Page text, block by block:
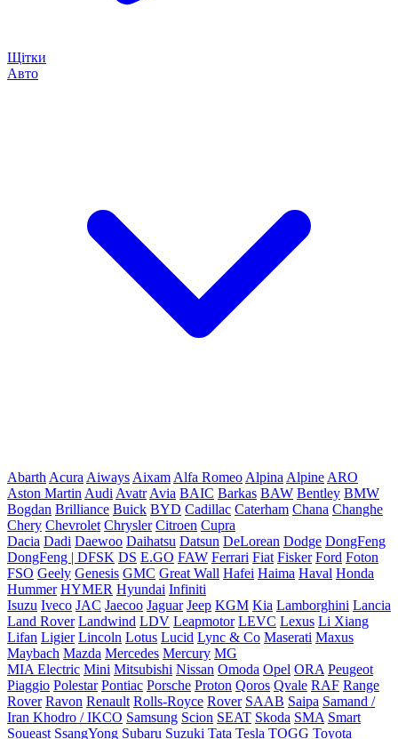
Щітки
Авто
Abarth Acura Aiways Aixam Alfa Romeo Alpina Alpine ARO
Aston Martin Audi Avatr Avia BAIC Barkas BAW Bentley BMW
Bogdan Brilliance Buick BYD Cadillac Caterham Chana Changhe
Chery Chevrolet Chrysler Citroen Cupra
Dacia Dadi Daewoo Daihatsu Datsun DeLorean Dodge DongFeng
DongFeng | DFSK DS E.GO FAW Ferrari Fiat Fisker Ford Foton
FSO Geely Genesis GMC Great Wall Hafei Haima Haval Honda
Hummer HYMER Hyundai Infiniti
Isuzu Iveco JAC Jaecoo Jaguar Jeep KGM Kia Lamborghini Lancia
Land Rover Landwind LDV Leapmotor LEVC Lexus Li Xiang
Lifan Ligier Lincoln Lotus Lucid Lync & Co Maserati Maxus
Maybach Mazda Mercedes Mercury MG
MIA Electric Mini Mitsubishi Nissan Omoda Opel ORA Peugeot
Piaggio Polestar Pontiac Porsche Proton Qoros Qvale RAF Range
Rover Ravon Renault Rolls-Royce Rover SAAB Saipa Samand /
Iran Khodro / IKCO Samsung Scion SEAT Skoda SMA Smart
Soueast SsangYong Subaru Suzuki Tata Tesla TOGG Toyota